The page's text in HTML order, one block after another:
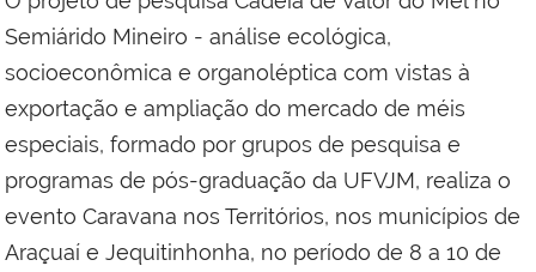
Semiárido Mineiro - análise ecológica,
socioeconômica e organoléptica com vistas à
exportação e ampliação do mercado de méis
especiais, formado por grupos de pesquisa e
programas de pós-graduação da UFVJM, realiza o
evento Caravana nos Territórios, nos municípios de
Araçuaí e Jequitinhonha, no período de 8 a 10 de